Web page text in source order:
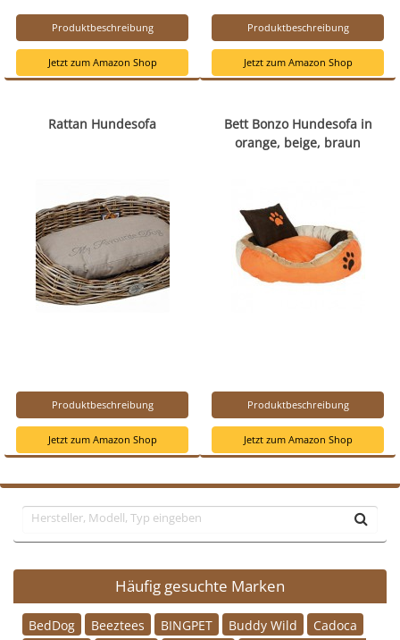
Produktbeschreibung
Jetzt zum Amazon Shop
Produktbeschreibung
Jetzt zum Amazon Shop
Rattan Hundesofa
Produktbeschreibung
Jetzt zum Amazon Shop
Bett Bonzo Hundesofa in
orange, beige, braun
Produktbeschreibung
Jetzt zum Amazon Shop
Häufig gesuchte Marken
BedDog Beeztees BINGPET Buddy Wild
Cadoca